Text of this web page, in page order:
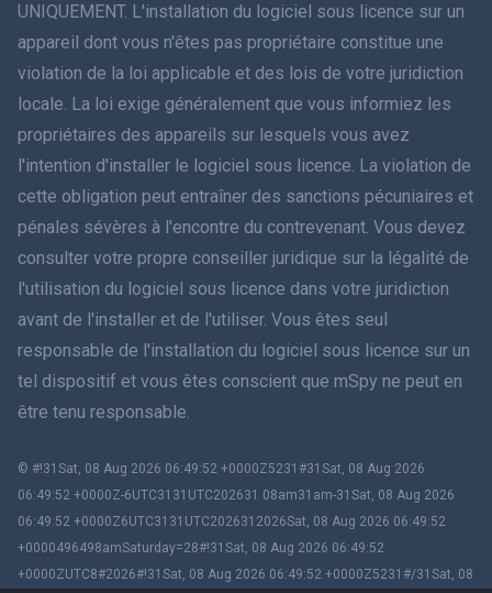
Dansk
हिंदी
עברית
Română
Ελληνικά
Slovenčina
Bahasa Melayu
UNIQUEMENT. L'installation du logiciel sous licence sur un
appareil dont vous n'êtes pas propriétaire constitue une
violation de la loi applicable et des lois de votre juridiction
locale. La loi exige généralement que vous informiez les
propriétaires des appareils sur lesquels vous avez
l'intention d'installer le logiciel sous licence. La violation de
cette obligation peut entraîner des sanctions pécuniaires et
pénales sévères à l'encontre du contrevenant. Vous devez
consulter votre propre conseiller juridique sur la légalité de
l'utilisation du logiciel sous licence dans votre juridiction
avant de l'installer et de l'utiliser. Vous êtes seul
responsable de l'installation du logiciel sous licence sur un
tel dispositif et vous êtes conscient que mSpy ne peut en
être tenu responsable.
© #!31Sat, 08 Aug 2026 06:49:52 +0000Z5231#31Sat, 08 Aug 2026
06:49:52 +0000Z-6UTC3131UTC202631 08am31am-31Sat, 08 Aug 2026
06:49:52 +0000Z6UTC3131UTC2026312026Sat, 08 Aug 2026 06:49:52
+0000496498amSaturday=28#!31Sat, 08 Aug 2026 06:49:52
+0000ZUTC8#2026#!31Sat, 08 Aug 2026 06:49:52 +0000Z5231#/31Sat, 08